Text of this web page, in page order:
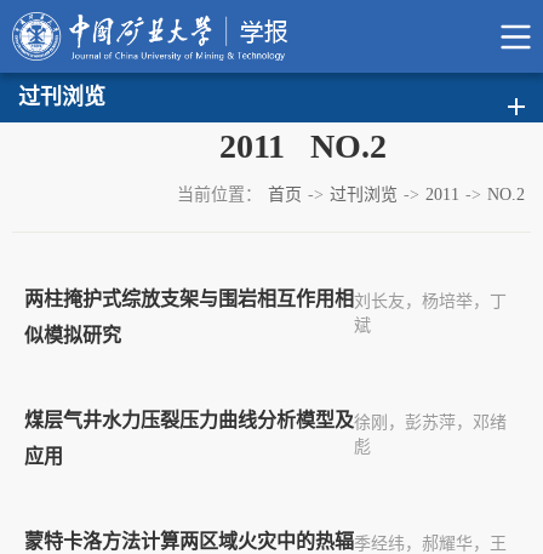
过刊浏览
2011 NO.2
当前位置： 首页 -> 过刊浏览 -> 2011 -> NO.2
两柱掩护式综放支架与围岩相互作用相
似模拟研究
刘长友，杨培举，丁
斌
煤层气井水力压裂压力曲线分析模型及
应用
徐刚，彭苏萍，邓绪
彪
蒙特卡洛方法计算两区域火灾中的热辐季经纬，郝耀华，王